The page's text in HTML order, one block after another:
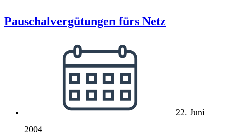
die
Pauschalvergütungen fürs Netz
veröffentlicht:
22. Juni
2004